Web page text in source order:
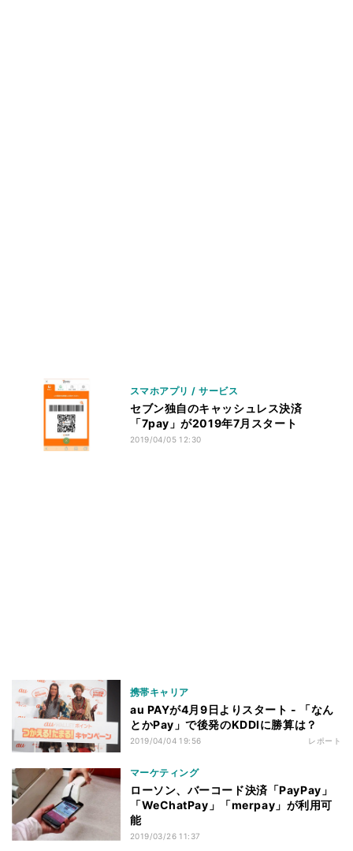
スマホアプリ / サービス
セブン独自のキャッシュレス決済
「7pay」が2019年7月スタート
2019/04/05 12:30
携帯キャリア
au PAYが4月9日よりスタート - 「なん
とかPay」で後発のKDDIに勝算は？
2019/04/04 19:56 レポート
マーケティング
ローソン、バーコード決済「PayPay」
「WeChatPay」「merpay」が利用可
能
2019/03/26 11:37